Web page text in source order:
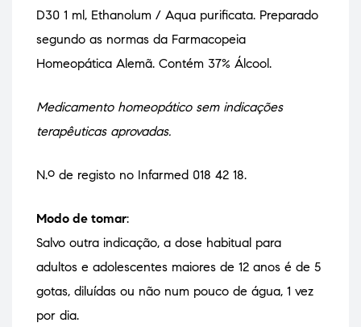
D30 1 ml, Ethanolum / Aqua purificata. Preparado
segundo as normas da Farmacopeia
Homeopática Alemã. Contém 37% Álcool.
Medicamento homeopático sem indicações
terapêuticas aprovadas.
N.º de registo no Infarmed 018 42 18.
Modo de tomar:
Salvo outra indicação, a dose habitual para
adultos e adolescentes maiores de 12 anos é de 5
gotas, diluídas ou não num pouco de água, 1 vez
por dia.